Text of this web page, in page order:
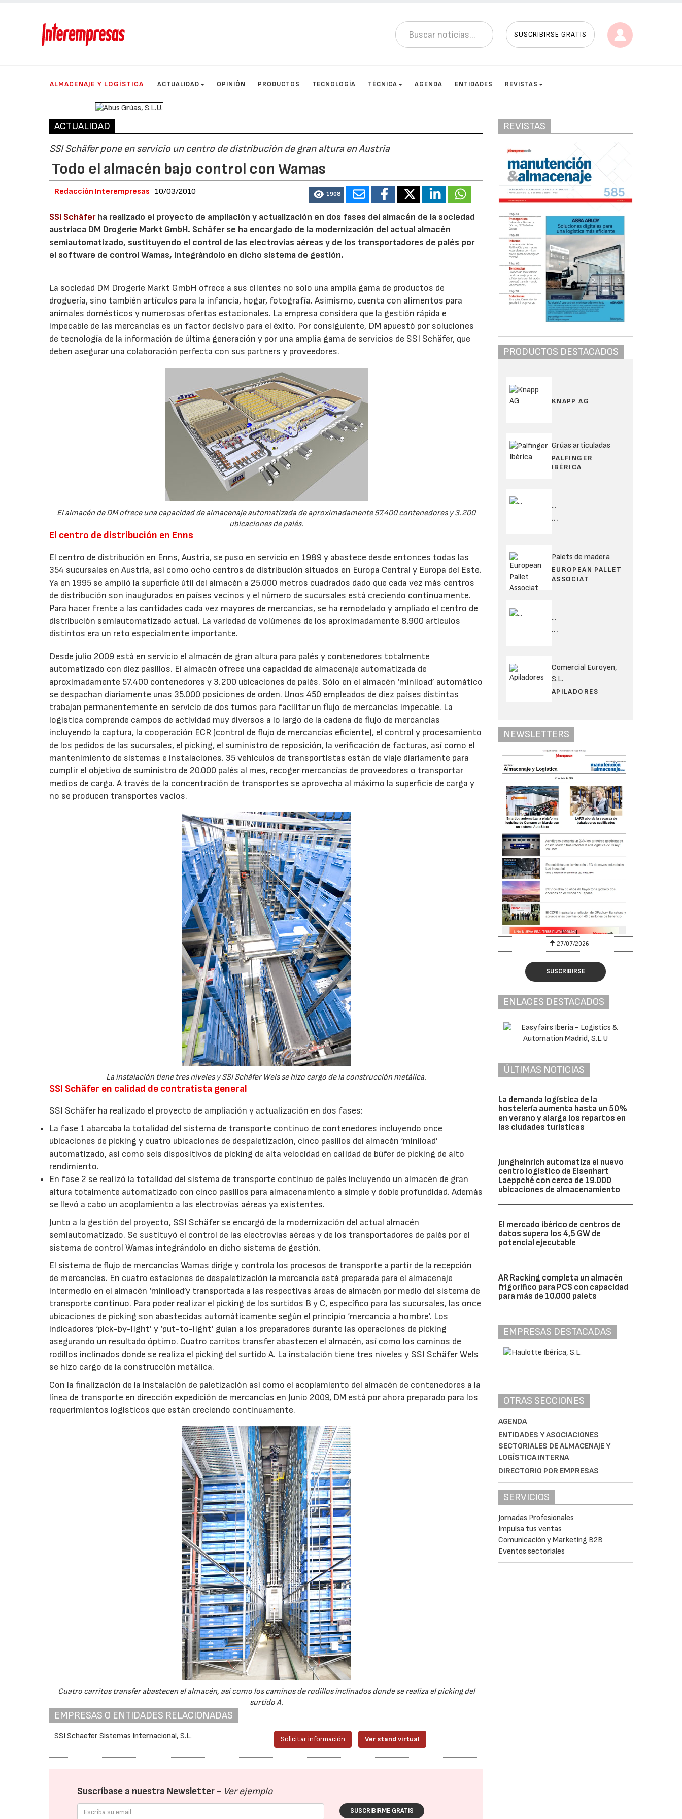
SUSCRIBIRSE GRATIS
ALMACENAJE Y LOGÍSTICA ACTUALIDAD OPINIÓN PRODUCTOS TECNOLOGÍA TÉCNICA AGENDA ENTIDADES REVISTAS
ACTUALIDAD
SSI Schäfer pone en servicio un centro de distribución de gran altura en Austria
Todo el almacén bajo control con Wamas
Redacción Interempresas 10/03/2010 1908
SSI Schäferha realizado el proyecto de ampliación y actualización en dos fases del almacén de la sociedad
austriaca DM Drogerie Markt GmbH. Schäfer se ha encargado de la modernización del actual almacén
semiautomatizado, sustituyendo el control de las electrovías aéreas y de los transportadores de palés por
el software de control Wamas, integrándolo en dicho sistema de gestión.
La sociedad DM Drogerie Markt GmbH ofrece a sus clientes no solo una amplia gama de productos de
droguería, sino también artículos para la infancia, hogar, fotografía. Asimismo, cuenta con alimentos para
animales domésticos y numerosas ofertas estacionales. La empresa considera que la gestión rápida e
impecable de las mercancías es un factor decisivo para el éxito. Por consiguiente, DM apuestó por soluciones
de tecnología de la información de última generación y por una amplia gama de servicios de SSI Schäfer, que
deben asegurar una colaboración perfecta con sus partners y proveedores.
El almacén de DM ofrece una capacidad de almacenaje automatizada de aproximadamente 57.400 contenedores y 3.200
ubicaciones de palés.
El centro de distribución en Enns
El centro de distribución en Enns, Austria, se puso en servicio en 1989 y abastece desde entonces todas las
354 sucursales en Austria, así como ocho centros de distribución situados en Europa Central y Europa del Este.
Ya en 1995 se amplió la superficie útil del almacén a 25.000 metros cuadrados dado que cada vez más centros
de distribución son inaugurados en países vecinos y el número de sucursales está creciendo continuamente.
Para hacer frente a las cantidades cada vez mayores de mercancías, se ha remodelado y ampliado el centro de
distribución semiautomatizado actual. La variedad de volúmenes de los aproximadamente 8.900 artículos
distintos era un reto especialmente importante.
Desde julio 2009 está en servicio el almacén de gran altura para palés y contenedores totalmente
automatizado con diez pasillos. El almacén ofrece una capacidad de almacenaje automatizada de
aproximadamente 57.400 contenedores y 3.200 ubicaciones de palés. Sólo en el almacén ‘miniload’ automático
se despachan diariamente unas 35.000 posiciones de orden. Unos 450 empleados de diez países distintas
trabajan permanentemente en servicio de dos turnos para facilitar un flujo de mercancías impecable. La
logística comprende campos de actividad muy diversos a lo largo de la cadena de flujo de mercancías
incluyendo la captura, la cooperación ECR (control de flujo de mercancías eficiente), el control y procesamiento
de los pedidos de las sucursales, el picking, el suministro de reposición, la verificación de facturas, así como el
mantenimiento de sistemas e instalaciones. 35 vehículos de transportistas están de viaje diariamente para
cumplir el objetivo de suministro de 20.000 palés al mes, recoger mercancías de proveedores o transportar
medios de carga. A través de la concentración de transportes se aprovecha al máximo la superficie de carga y
no se producen transportes vacíos.
La instalación tiene tres niveles y SSI Schäfer Wels se hizo cargo de la construcción metálica.
SSI Schäfer en calidad de contratista general
SSI Schäfer ha realizado el proyecto de ampliación y actualización en dos fases:
La fase 1 abarcaba la totalidad del sistema de transporte continuo de contenedores incluyendo once
ubicaciones de picking y cuatro ubicaciones de despaletización, cinco pasillos del almacén ‘miniload’
automatizado, así como seis dispositivos de picking de alta velocidad en calidad de búfer de picking de alto
rendimiento.
En fase 2 se realizó la totalidad del sistema de transporte continuo de palés incluyendo un almacén de gran
altura totalmente automatizado con cinco pasillos para almacenamiento a simple y doble profundidad. Además
se llevó a cabo un acoplamiento a las electrovías aéreas ya existentes.
Junto a la gestión del proyecto, SSI Schäfer se encargó de la modernización del actual almacén
semiautomatizado. Se sustituyó el control de las electrovías aéreas y de los transportadores de palés por el
sistema de control Wamas integrándolo en dicho sistema de gestión.
El sistema de flujo de mercancías Wamas dirige y controla los procesos de transporte a partir de la recepción
de mercancías. En cuatro estaciones de despaletización la mercancía está preparada para el almacenaje
intermedio en el almacén ‘miniload’y transportada a las respectivas áreas de almacén por medio del sistema de
transporte continuo. Para poder realizar el picking de los surtidos B y C, específico para las sucursales, las once
ubicaciones de picking son abastecidas automáticamente según el principio ‘mercancía a hombre’. Los
indicadores ‘pick-by-light’ y ‘put-to-light’ guían a los preparadores durante las operaciones de picking
asegurando un resultado óptimo. Cuatro carritos transfer abastecen el almacén, así como los caminos de
rodillos inclinados donde se realiza el picking del surtido A. La instalación tiene tres niveles y SSI Schäfer Wels
se hizo cargo de la construcción metálica.
Con la finalización de la instalación de paletización así como el acoplamiento del almacén de contenedores a la
línea de transporte en dirección expedición de mercancías en Junio 2009, DM está por ahora preparado para los
requerimientos logísticos que están creciendo continuamente.
Cuatro carritos transfer abastecen el almacén, así como los caminos de rodillos inclinados donde se realiza el picking del
surtido A.
EMPRESAS O ENTIDADES RELACIONADAS
SSI Schaefer Sistemas Internacional, S.L. Solicitar información Ver stand virtual
Suscríbase a nuestra Newsletter - Ver ejemplo
SUSCRIBIRME GRATIS
REVISTAS
PRODUCTOS DESTACADOS
KNAPP AG
Grúas articuladas
PALFINGER
IBÉRICA
...
...
Palets de madera
EUROPEAN PALLET
ASSOCIAT
...
...
Comercial Euroyen,
S.L.
APILADORES
NEWSLETTERS
27/07/2026 27/07/2026
SUSCRIBIRSE
ENLACES DESTACADOS
ÚLTIMAS NOTICIAS
La demanda logística de la
hostelería aumenta hasta un 50%
en verano y alarga los repartos en
las ciudades turísticas
Jungheinrich automatiza el nuevo
centro logístico de Eisenhart
Laeppché con cerca de 19.000
ubicaciones de almacenamiento
El mercado ibérico de centros de
datos supera los 4,5 GW de
potencial ejecutable
AR Racking completa un almacén
frigorífico para PCS con capacidad
para más de 10.000 palets
EMPRESAS DESTACADAS
OTRAS SECCIONES
AGENDA
ENTIDADES Y ASOCIACIONES
SECTORIALES DE ALMACENAJE Y
LOGÍSTICA INTERNA
DIRECTORIO POR EMPRESAS
SERVICIOS
Jornadas Profesionales
Impulsa tus ventas
Comunicación y Marketing B2B
Eventos sectoriales